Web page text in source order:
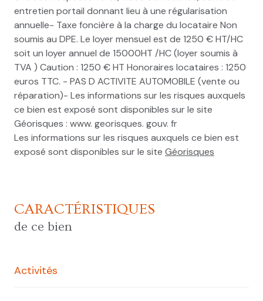
entretien portail donnant lieu à une régularisation
annuelle- Taxe foncière à la charge du locataire Non
soumis au DPE. Le loyer mensuel est de 1250 € HT/HC
soit un loyer annuel de 15000HT /HC (loyer soumis à
TVA ) Caution : 1250 € HT Honoraires locataires : 1250
euros TTC. - PAS D ACTIVITE AUTOMOBILE (vente ou
réparation)- Les informations sur les risques auxquels
ce bien est exposé sont disponibles sur le site
Géorisques : www. georisques. gouv. fr
Les informations sur les risques auxquels ce bien est
exposé sont disponibles sur le site Géorisques
CARACTÉRISTIQUES
de ce bien
Activités